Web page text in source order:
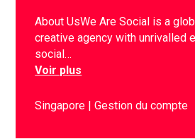
About UsWe Are Social is a
creative agency with unrivalled
social…
Voir plus
Singapore Gestion du compte